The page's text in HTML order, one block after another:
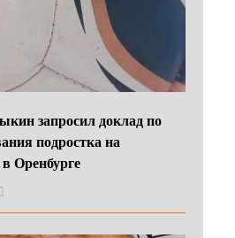
запросил доклад по
подростка на
Оренбурге